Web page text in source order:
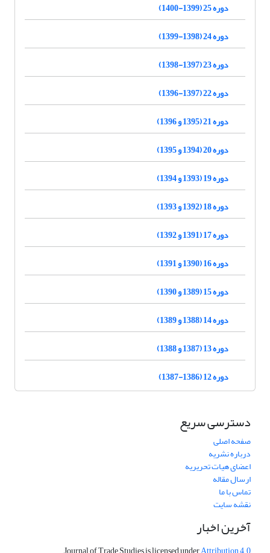
دوره 25 (1399-1400)
دوره 24 (1398-1399)
دوره 23 (1397-1398)
دوره 22 (1397-1396)
دوره 21 (1395 و 1396)
دوره 20 (1394 و 1395)
دوره 19 (1393 و 1394)
دوره 18 (1392 و 1393)
دوره 17 (1391 و 1392)
دوره 16 (1390 و 1391)
دوره 15 (1389 و 1390)
دوره 14 (1388 و 1389)
دوره 13 (1387 و 1388)
دوره 12 (1386-1387)
دسترسی سریع
صفحه اصلی
درباره نشریه
اعضای هیات تحریریه
ارسال مقاله
تماس با ما
نقشه سایت
آخرین اخبار